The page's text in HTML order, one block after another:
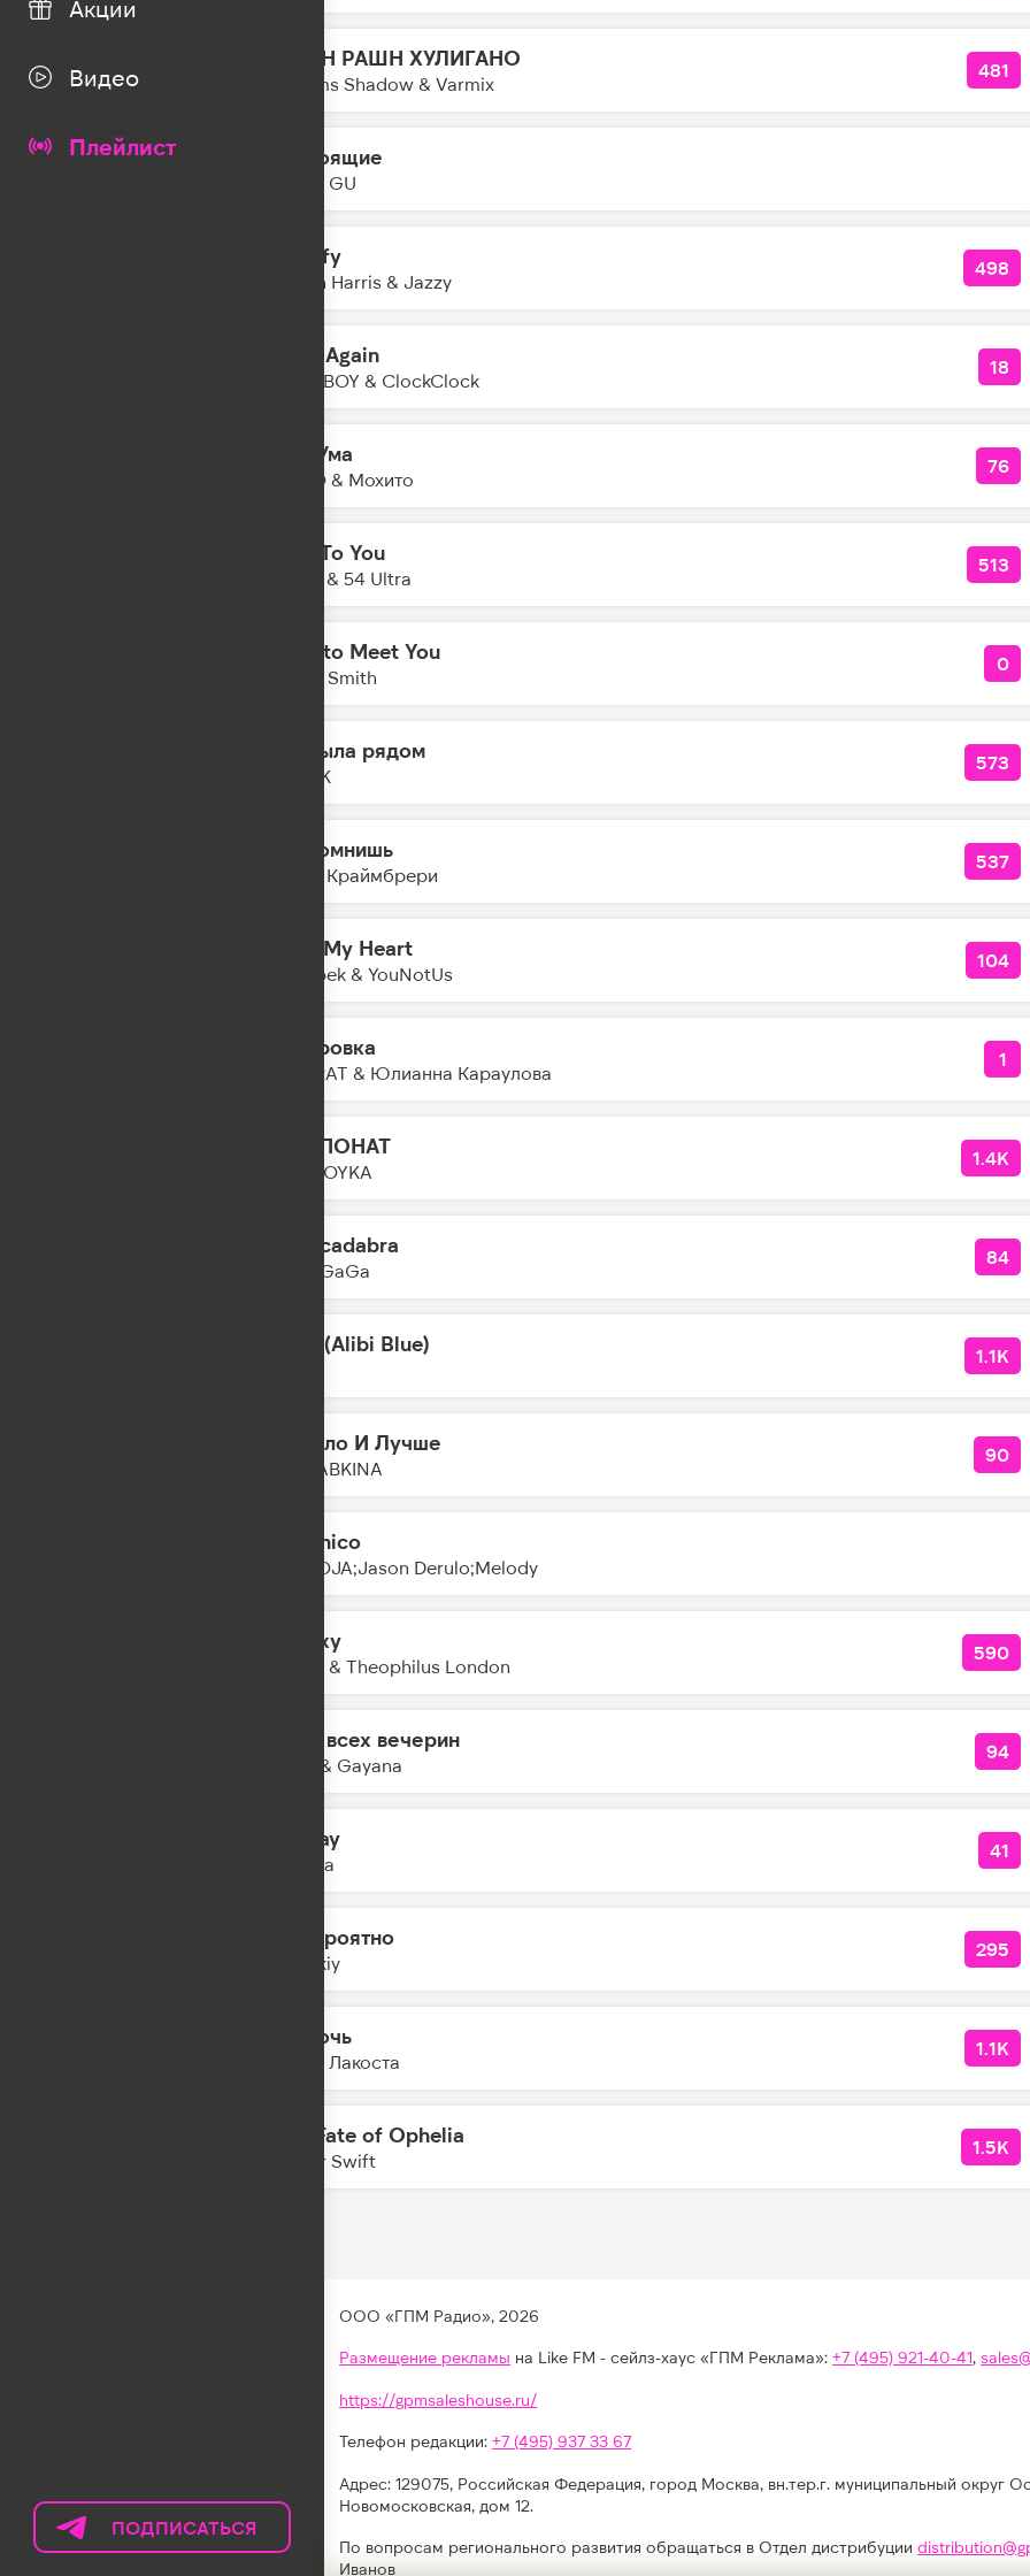
Акции
Видео
Плейлист
ПОДПИСАТЬСЯ
НА
15:49 РАШН РАШН ХУЛИГАНО
Dreams Shadow & Varmix
481
настоящие
MARY GU
Satisfy
Calvin Harris & Jazzy
498
Born Again
FAST BOY & ClockClock
18
Без Ума
HOVO & Мохито
76
Talk To You
Anotr & 54 Ultra
513
Nice to Meet You
Myles Smith
0
Ты была рядом
FEDUK
573
Ты помнишь
Мари Краймбрери
537
Heal My Heart
Imanbek & YouNotUs
104
Газировка
SOCRAT & Юлианна Караулова
1
ЭКСПОНАТ
MIA BOYKA
1.4K
Abracadabra
Lady GaGa
84
Wait (Alibi Blue) 1.1K
Бывало И Лучше
SERYABKINA
90
Mi Chico
DJ GOJA;Jason Derulo;Melody
Galaxy
Kungs & Theophilus London
590
Гимн всех вечерин
MOT & Gayana
94
Homay
Ay Yola
41
Невероятно
Zvonkiy
295
На ночь
Коста Лакоста
1.1K
The Fate of Ophelia
Taylor Swift
1.5K
ООО «ГПМ Радио», 2026
Размещение рекламы на Like FM - сейлз-хаус «ГПМ Реклама»:+7 (495) 921-40-41,
https://gpmsaleshouse.ru/
Телефон редакции:+7 (495) 937 33 67
Адрес: 129075, Российская Федерация, город Москва, вн.тер.г. муниципальный округ
Новомосковская, дом 12.
По вопросам регионального развития обращаться в Отдел дистрибуции
Иванов